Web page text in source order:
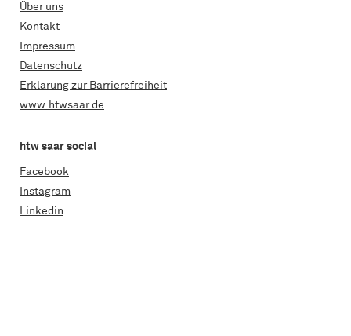
Über uns
Kontakt
Impressum
Datenschutz
Erklärung zur Barrierefreiheit
www.htwsaar.de
htw saar social
Facebook
Instagram
Linkedin